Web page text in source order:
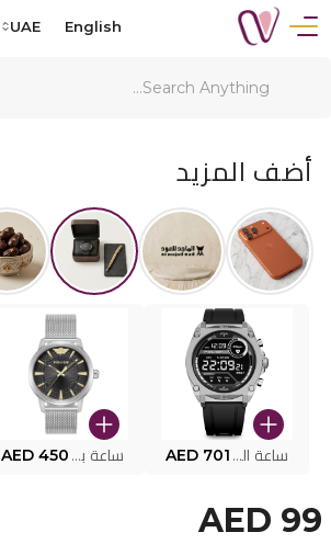
English
UAE
أضف المزيد
ساعة البوليس الذكية MY.AVATAR PEIUN0000101 AED 701 ساعة بوليس للرجال PEWJG0005002 AED 450
AED 99